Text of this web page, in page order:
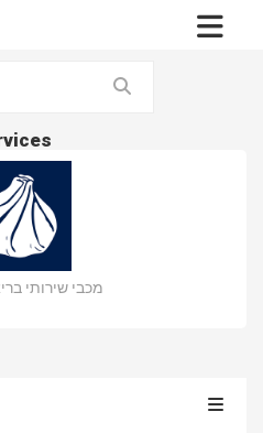
מכבי שירותי בריאות